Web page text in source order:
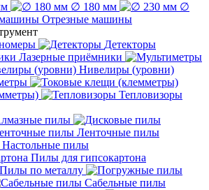
∅ 180 мм
∅
Отрезные машины
Детекторы
Лазерные приёмники
Нивелиры (уровни)
Тепловизоры
пилы
Ленточные пилы
Настольные пилы
Пилы для гипсокартона
Пилы по металлу
Сабельные пилы